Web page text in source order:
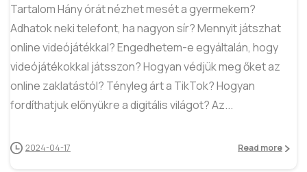
Tartalom Hány órát nézhet mesét a gyermekem?
Adhatok neki telefont, ha nagyon sír? Mennyit játszhat
online videójátékkal? Engedhetem-e egyáltalán, hogy
videójátékokkal játsszon? Hogyan védjük meg őket az
online zaklatástól? Tényleg árt a TikTok? Hogyan
fordíthatjuk előnyükre a digitális világot? Az...
2024-04-17 Read more